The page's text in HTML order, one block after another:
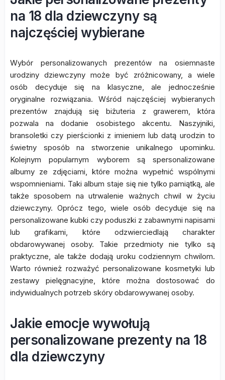
na 18 dla dziewczyny są
najczęściej wybierane
Wybór personalizowanych prezentów na osiemnaste
urodziny dziewczyny może być zróżnicowany, a wiele
osób decyduje się na klasyczne, ale jednocześnie
oryginalne rozwiązania. Wśród najczęściej wybieranych
prezentów znajdują się biżuteria z grawerem, która
pozwala na dodanie osobistego akcentu. Naszyjniki,
bransoletki czy pierścionki z imieniem lub datą urodzin to
świetny sposób na stworzenie unikalnego upominku.
Kolejnym popularnym wyborem są spersonalizowane
albumy ze zdjęciami, które można wypełnić wspólnymi
wspomnieniami. Taki album staje się nie tylko pamiątką, ale
także sposobem na utrwalenie ważnych chwil w życiu
dziewczyny. Oprócz tego, wiele osób decyduje się na
personalizowane kubki czy poduszki z zabawnymi napisami
lub grafikami, które odzwierciedlają charakter
obdarowywanej osoby. Takie przedmioty nie tylko są
praktyczne, ale także dodają uroku codziennym chwilom.
Warto również rozważyć personalizowane kosmetyki lub
zestawy pielęgnacyjne, które można dostosować do
indywidualnych potrzeb skóry obdarowywanej osoby.
Jakie emocje wywołują
personalizowane prezenty na 18
dla dziewczyny